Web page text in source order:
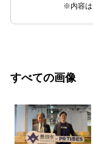
※内容は
すべての画像